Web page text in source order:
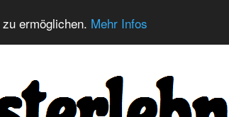
ermöglichen. Mehr Infos